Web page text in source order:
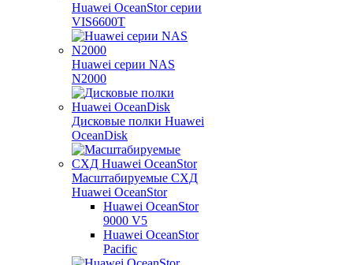
Huawei OceanStor серии
VIS6600T
Huawei серии NAS
N2000
Дисковые полки Huawei
OceanDisk
Масштабируемые СХД
Huawei OceanStor
Huawei OceanStor
9000 V5
Huawei OceanStor
Pacific